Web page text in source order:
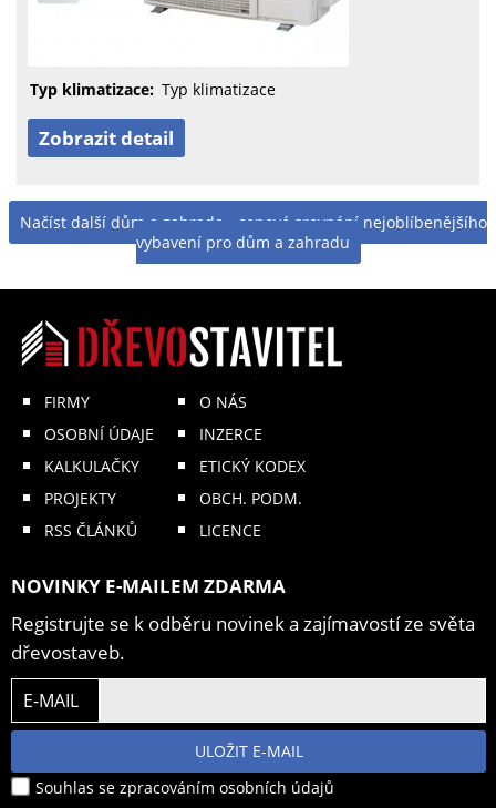
Typ klimatizace: Typ klimatizace
Zobrazit detail
Načíst další dům a zahrada - cenové srovnání nejoblíbenějšího
vybavení pro dům a zahradu
FIRMY
OSOBNÍ ÚDAJE
KALKULAČKY
PROJEKTY
RSS ČLÁNKŮ
O NÁS
INZERCE
ETICKÝ KODEX
OBCH. PODM.
LICENCE
NOVINKY E-MAILEM ZDARMA
Registrujte se k odběru novinek a zajímavostí ze světa
dřevostaveb.
E-MAIL
ULOŽIT E-MAIL
Souhlas se zpracováním osobních údajů